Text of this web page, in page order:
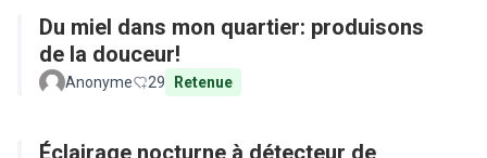
Du miel dans mon quartier: produisons
de la douceur!
Anonyme 29 Retenue
Éclairage nocturne à détecteur de